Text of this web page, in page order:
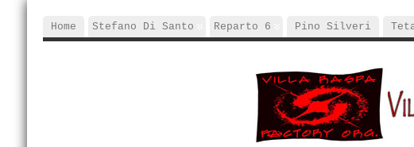
Home Stefano Di Santo Reparto 6 Pino Silveri